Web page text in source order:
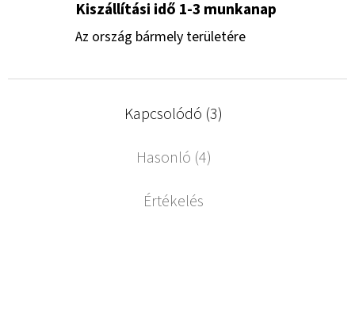
Kiszállítási idő 1-3 munkanap
Az ország bármely területére
Kapcsolódó (3)
Hasonló (4)
Értékelés